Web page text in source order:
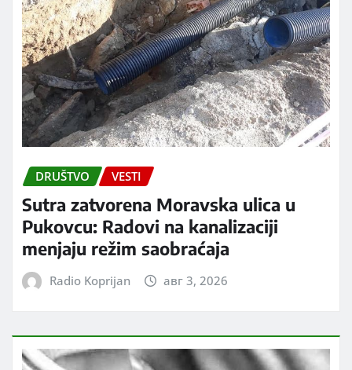
DRUŠTVO VESTI
Sutra zatvorena Moravska ulica u
Pukovcu: Radovi na kanalizaciji
menjaju režim saobraćaja
Radio Koprijan авг 3, 2026